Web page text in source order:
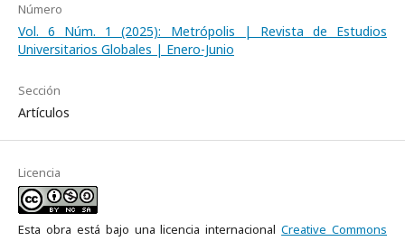
Número
Vol. 6 Núm. 1 (2025): Metrópolis | Revista de Estudios
Universitarios Globales | Enero-Junio
Sección
Artículos
Licencia
Esta obra está bajo una licencia internacionalCreative Commons